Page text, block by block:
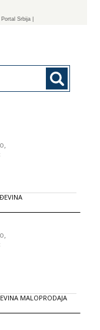
Srbija |
MALOPRODAJA